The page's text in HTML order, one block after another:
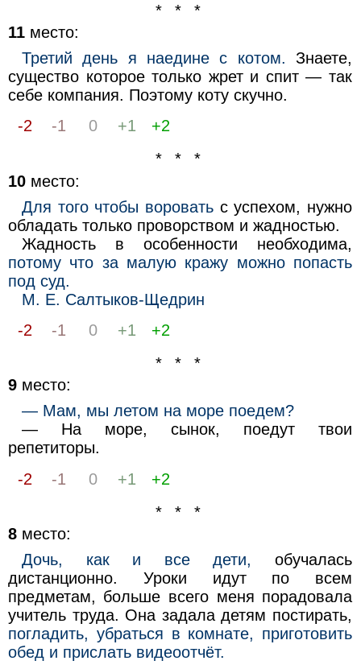
* * *
11место:
Третий день я наедине с котом. Знаете,
существо которое только жрет и спит — так
себе компания. Поэтому коту скучно.
-2
-1 0 +1
+2
* * *
10место:
Для того чтобы воровать с успехом, нужно
обладать только проворством и жадностью.
Жадность в особенности необходима,
потому что за малую кражу можно попасть
под суд.
М. Е. Салтыков-Щедрин
-2
-1 0 +1
+2
* * *
9место:
— Мам, мы летом на море поедем?
— На море, сынок, поедут твои
репетиторы.
-2
-1 0 +1
+2
* * *
8место:
Дочь, как и все дети,
обучалась
дистанционно. Уроки идут по всем
предметам, больше всего меня порадовала
учитель труда. Она задала детям постирать,
погладить, убраться в комнате, приготовить
обед и прислать видеоотчёт.